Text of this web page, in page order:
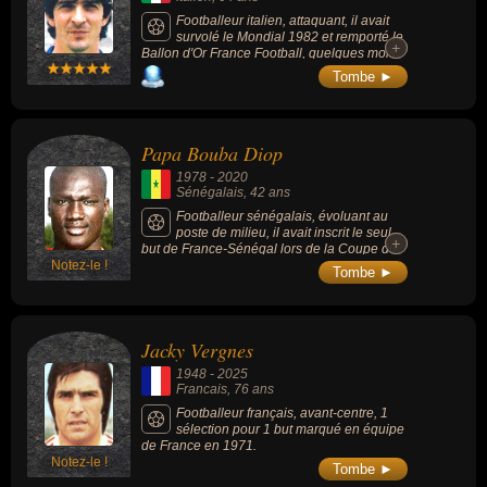
Footballeur italien, attaquant, il avait
survolé le Mondial 1982 et remporté le
Ballon d'Or France Football, quelques mois
après avoir été impliqué dans un scandale
de matches et de paris truqués (Scandale du
Pelé en 2004.
+
+
Tombe ►
Notez-le !
Papa Bouba Diop
1978 - 2020
Sénégalais, 42 ans
Footballeur sénégalais, évoluant au
poste de milieu, il avait inscrit le seul
but de France-Sénégal lors de la Coupe du+
+
Tombe ►
Notez-le !
Jacky Vergnes
1948 - 2025
Francais, 76 ans
Footballeur français, avant-centre, 1
sélection pour 1 but marqué en équipe
de France en 1971.
Tombe ►